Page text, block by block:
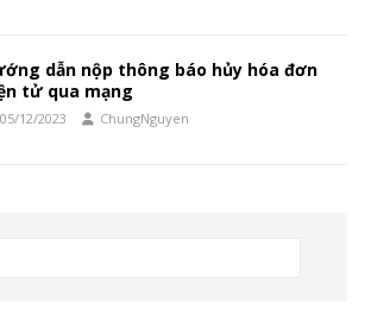
dẫn nộp thông báo hủy hóa đơn
tử qua mạng
05/12/2023 ChungNguyen